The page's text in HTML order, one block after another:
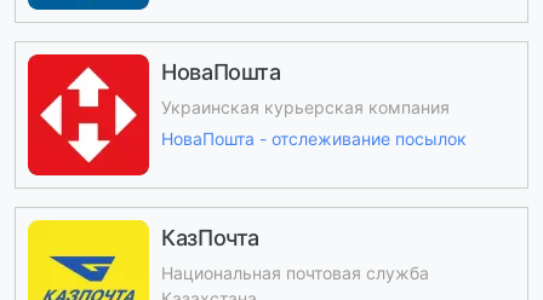
НоваПошта
Украинская курьерская компания
НоваПошта - отслеживание посылок
КазПочта
Национальная почтовая служба